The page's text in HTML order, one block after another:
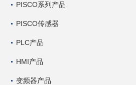
PISCO系列产品
PISCO传感器
PLC产品
HMI产品
变频器产品